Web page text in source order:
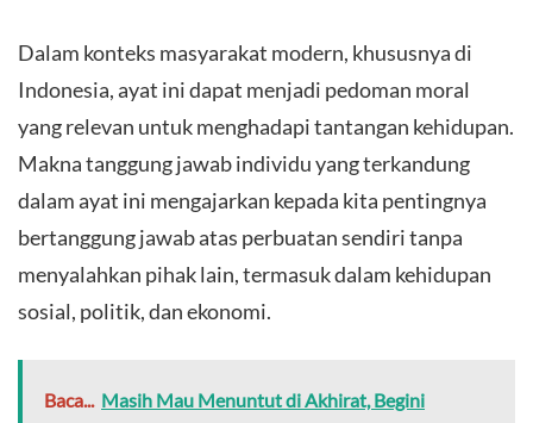
Dalam konteks masyarakat modern, khususnya di
Indonesia, ayat ini dapat menjadi pedoman moral
yang relevan untuk menghadapi tantangan kehidupan.
Makna tanggung jawab individu yang terkandung
dalam ayat ini mengajarkan kepada kita pentingnya
bertanggung jawab atas perbuatan sendiri tanpa
menyalahkan pihak lain, termasuk dalam kehidupan
sosial, politik, dan ekonomi.
Baca... Masih Mau Menuntut di Akhirat, Begini